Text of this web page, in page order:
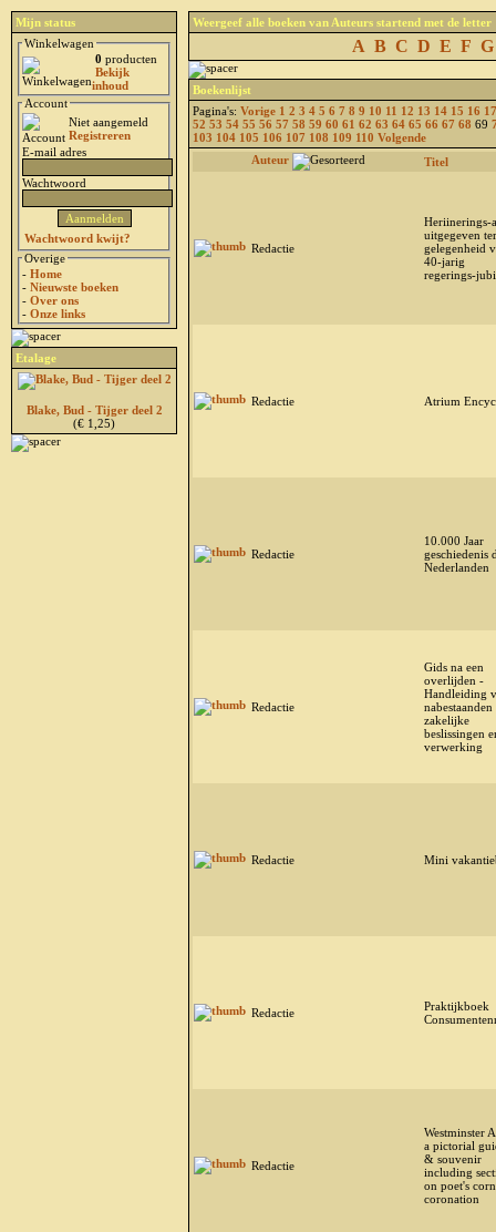
Mijn status
Winkelwagen
0 producten
Bekijk
inhoud
Account
Niet aangemeld
Registreren
E-mail adres
Wachtwoord
Wachtwoord kwijt?
Overige
- Home
- Nieuwste boeken
- Over ons
- Onze links
Etalage
Blake, Bud - Tijger deel 2
(€ 1,25)
Weergeef alle boeken van Auteurs startend met de letter
A B C D E F G
Boekenlijst
Pagina's: Vorige 1 2 3 4 5 6 7 8 9 10 11 12 13 14 15 16 17
52 53 54 55 56 57 58 59 60 61 62 63 64 65 66 67 68 69
103 104 105 106 107 108 109 110 Volgende
Auteur
Titel
Redactie
Heriinerings-
uitgegeven ter
gelegenheid
40-jarig
regerings-
Redactie Atrium
Redactie
10.000 Jaar
geschiedenis
Nederlanden
Redactie
Gids na een
overlijden -
Handleiding
zakelijke
beslissingen
verwerking
Redactie Mini
Redactie
Praktijkboek
Redactie
Westminster
a pictorial
& souvenir
including
on poet's
coronation